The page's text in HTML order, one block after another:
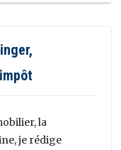
la
je rédige